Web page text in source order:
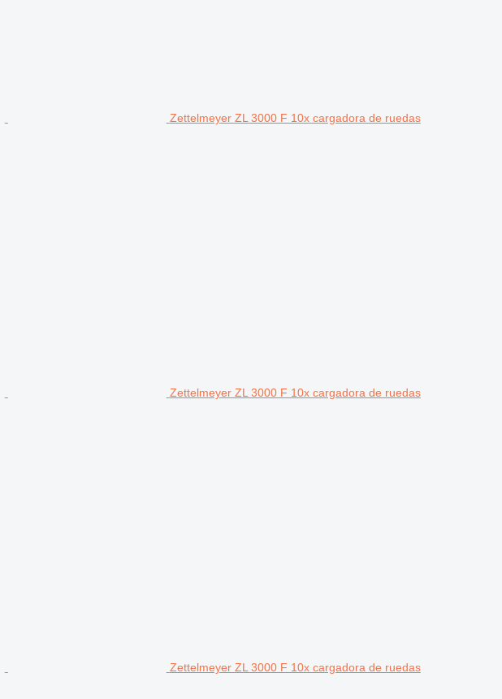
Zettelmeyer ZL 3000 F 10x cargadora de ruedas
Zettelmeyer ZL 3000 F 10x cargadora de ruedas
Zettelmeyer ZL 3000 F 10x cargadora de ruedas